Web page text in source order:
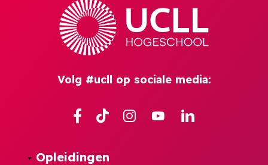
Volg #ucll op sociale media:
Facebook
TikTok Instagram
YouTube
Opleidingen